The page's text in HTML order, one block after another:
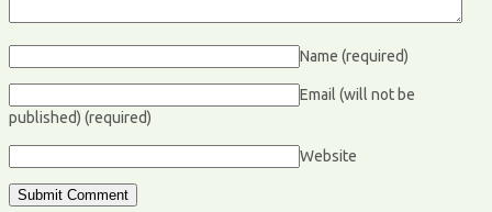
Name (required)
Email (will not be
published) (required)
Website